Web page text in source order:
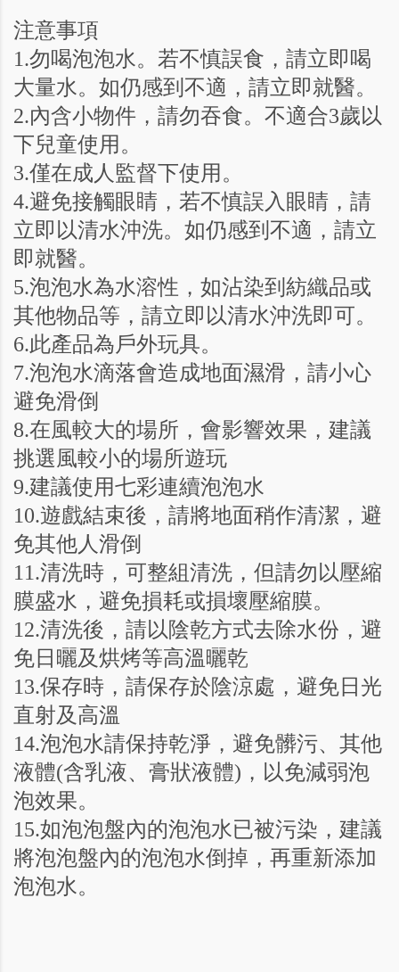
注意事項
1.勿喝泡泡水。若不慎誤食，請立即喝
大量水。如仍感到不適，請立即就醫。
2.內含小物件，請勿吞食。不適合3歲以
下兒童使用。
3.僅在成人監督下使用。
4.避免接觸眼睛，若不慎誤入眼睛，請
立即以清水沖洗。如仍感到不適，請立
即就醫。
5.泡泡水為水溶性，如沾染到紡織品或
其他物品等，請立即以清水沖洗即可。
6.此產品為戶外玩具。
7.泡泡水滴落會造成地面濕滑，請小心
避免滑倒
8.在風較大的場所，會影響效果，建議
挑選風較小的場所遊玩
9.建議使用七彩連續泡泡水
10.遊戲結束後，請將地面稍作清潔，避
免其他人滑倒
11.清洗時，可整組清洗，但請勿以壓縮
膜盛水，避免損耗或損壞壓縮膜。
12.清洗後，請以陰乾方式去除水份，避
免日曬及烘烤等高溫曬乾
13.保存時，請保存於陰涼處，避免日光
直射及高溫
14.泡泡水請保持乾淨，避免髒污、其他
液體(含乳液、膏狀液體)，以免減弱泡
泡效果。
15.如泡泡盤內的泡泡水已被污染，建議
將泡泡盤內的泡泡水倒掉，再重新添加
泡泡水。